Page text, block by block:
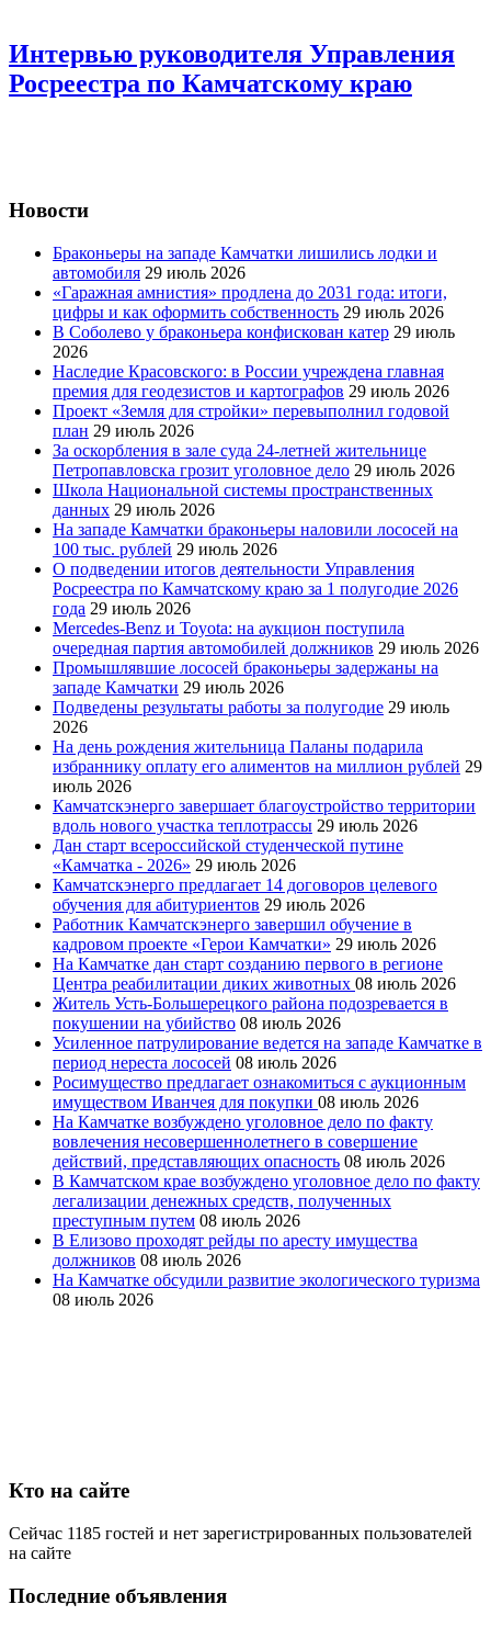
Интервью руководителя Управления
Росреестра по Камчатскому краю
Новости
Браконьеры на западе Камчатки лишились лодки и
автомобиля 29 июль 2026
«Гаражная амнистия» продлена до 2031 года: итоги,
цифры и как оформить собственность 29 июль 2026
В Соболево у браконьера конфискован катер 29 июль
2026
Наследие Красовского: в России учреждена главная
премия для геодезистов и картографов 29 июль 2026
Проект «Земля для стройки» перевыполнил годовой
план 29 июль 2026
За оскорбления в зале суда 24-летней жительнице
Петропавловска грозит уголовное дело 29 июль 2026
Школа Национальной системы пространственных
данных 29 июль 2026
На западе Камчатки браконьеры наловили лососей на
100 тыс. рублей 29 июль 2026
О подведении итогов деятельности Управления
Росреестра по Камчатскому краю за 1 полугодие 2026
года 29 июль 2026
Mercedes-Benz и Toyota: на аукцион поступила
очередная партия автомобилей должников 29 июль 2026
Промышлявшие лососей браконьеры задержаны на
западе Камчатки 29 июль 2026
Подведены результаты работы за полугодие 29 июль
2026
На день рождения жительница Паланы подарила
избраннику оплату его алиментов на миллион рублей 29
июль 2026
Камчатскэнерго завершает благоустройство территории
вдоль нового участка теплотрассы 29 июль 2026
Дан старт всероссийской студенческой путине
«Камчатка - 2026» 29 июль 2026
Камчатскэнерго предлагает 14 договоров целевого
обучения для абитуриентов 29 июль 2026
Работник Камчатскэнерго завершил обучение в
кадровом проекте «Герои Камчатки» 29 июль 2026
На Камчатке дан старт созданию первого в регионе
Центра реабилитации диких животных 08 июль 2026
Житель Усть-Большерецкого района подозревается в
покушении на убийство 08 июль 2026
Усиленное патрулирование ведется на западе Камчатке в
период нереста лососей 08 июль 2026
Росимущество предлагает ознакомиться с аукционным
имуществом Иванчея для покупки 08 июль 2026
На Камчатке возбуждено уголовное дело по факту
вовлечения несовершеннолетнего в совершение
действий, представляющих опасность 08 июль 2026
В Камчатском крае возбуждено уголовное дело по факту
легализации денежных средств, полученных
преступным путем 08 июль 2026
В Елизово проходят рейды по аресту имущества
должников 08 июль 2026
На Камчатке обсудили развитие экологического туризма
08 июль 2026
Кто на сайте
Сейчас 1185 гостей и нет зарегистрированных пользователей
на сайте
Последние объявления